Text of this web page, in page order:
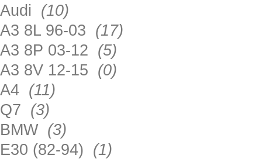
Audi (10)
A3 8L 96-03 (17)
A3 8P 03-12 (5)
A3 8V 12-15 (0)
A4 (11)
Q7 (3)
BMW (3)
E30 (82-94) (1)